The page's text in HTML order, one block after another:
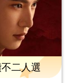
二人選